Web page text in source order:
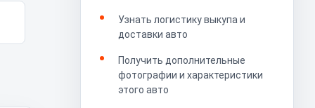
Узнать логистику выкупа и
доставки авто
Получить дополнительные
фотографии и характеристики
этого авто